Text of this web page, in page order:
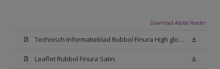
Download Adobe Reader
Technisch Informatieblad Rubbol Finura High gloss (PDF)
Leaflet Rubbol Finura Satin